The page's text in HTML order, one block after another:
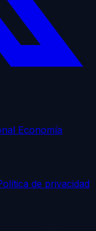
Economía
de privacidad